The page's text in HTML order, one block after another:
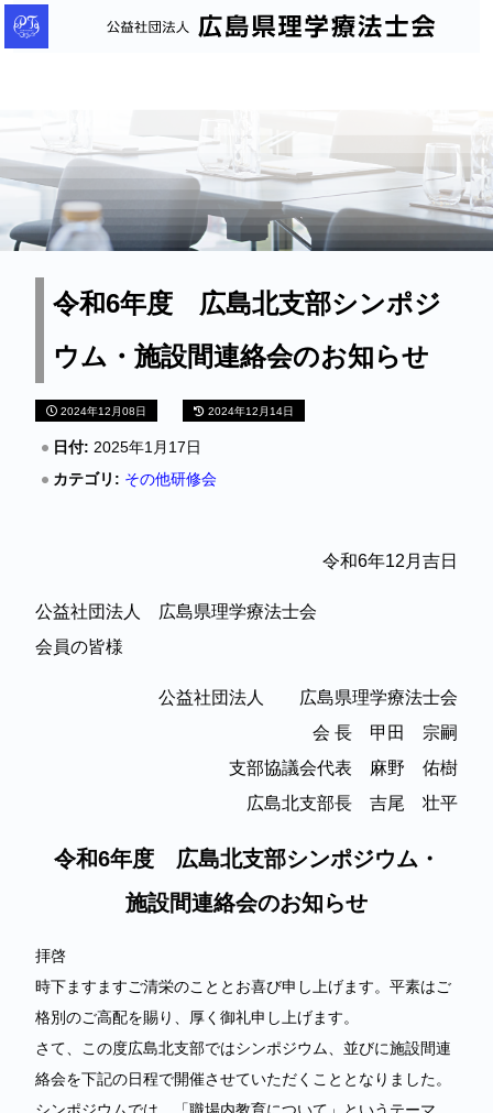
公
益
人
島
令和6年度 広島北支部シンポジ
ウム・施設間連絡会のお知らせ
2024年12月08日 2024年12月14日
日付: 2025年1月17日
カテゴリ: その他研修会
令和6年12月吉日
公益社団法人 広島県理学療法士会
会員の皆様
公益社団法人 広島県理学療法士会
会 長 甲田 宗嗣
支部協議会代表 麻野 佑樹
広島北支部長 吉尾 壮平
令和6年度 広島北支部シンポジウム・
施設間連絡会のお知らせ
拝啓
時下ますますご清栄のこととお喜び申し上げます。平素はご
格別のご高配を賜り、厚く御礼申し上げます。
さて、この度広島北支部ではシンポジウム、並びに施設間連
絡会を下記の日程で開催させていただくこととなりました。